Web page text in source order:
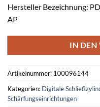
Hersteller Bezeichnung:
AP
IN DEN
Artikelnummer: 100096144
Kategorien: Digitale
Schärfungseinrichtungen